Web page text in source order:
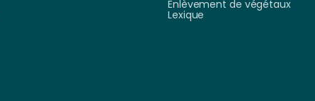
Enlèvement de végétaux
Lexique